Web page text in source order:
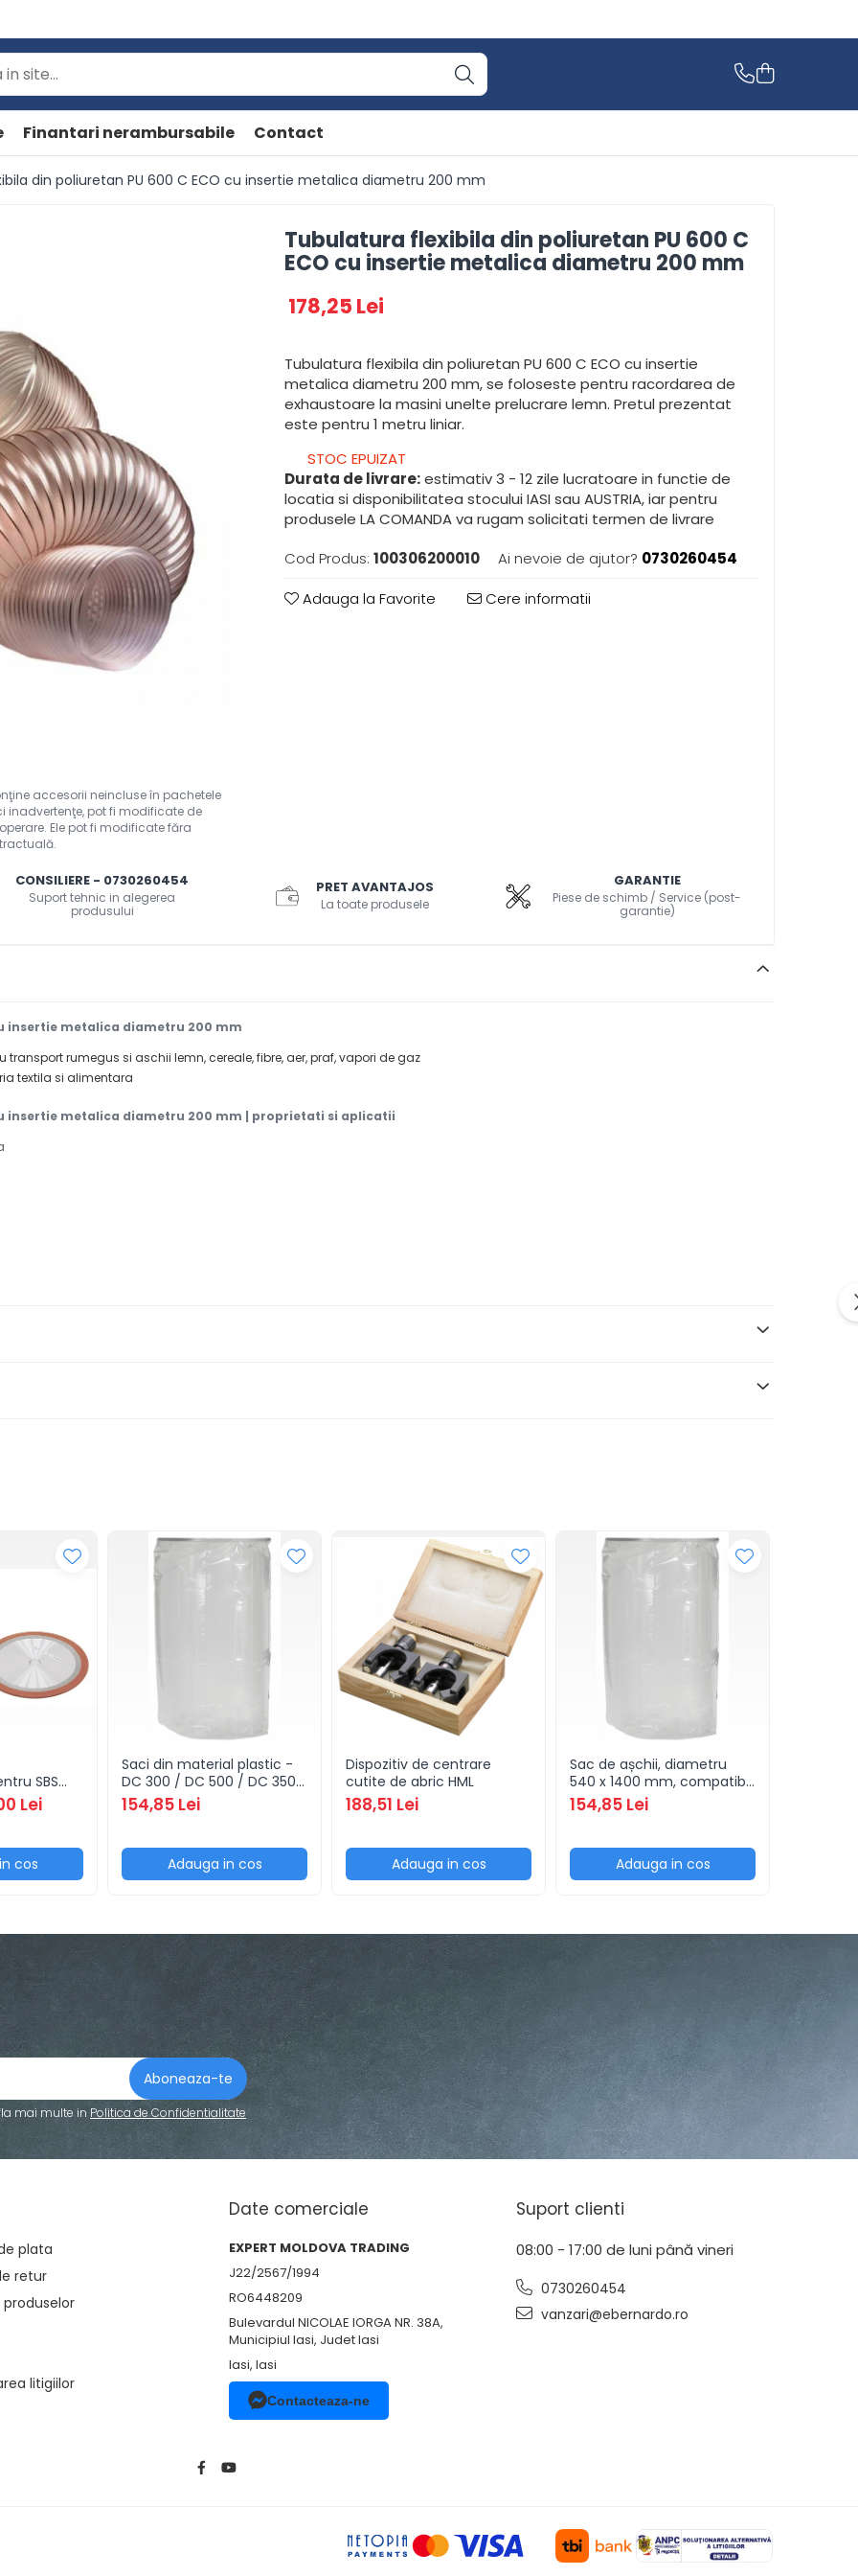
Finantari nerambursabile Contact
din poliuretan PU 600 C ECO cu insertie metalica diametru 200 mm
Tubulatura flexibila din poliuretan PU 600 C
ECO cu insertie metalica diametru 200 mm
178,25 Lei
Tubulatura flexibila din poliuretan PU 600 C ECO cu insertie
metalica diametru 200 mm, se foloseste pentru racordarea de
exhaustoare la masini unelte prelucrare lemn. Pretul prezentat
este pentru 1 metru liniar.
STOC EPUIZAT
Durata de livrare:estimativ 3 - 12 zile lucratoare in functie de
locatia si disponibilitatea stocului IASI sau AUSTRIA, iar pentru
produsele LA COMANDA va rugam solicitati termen de livrare
Cod Produs: 100306200010 Ai nevoie de ajutor? 0730260454
Adauga la Favorite
Cere informatii
CONSILIERE - 0730260454
Suport tehnic in alegerea
produsului
PRET AVANTAJOS
La toate produsele
GARANTIE
Piese de schimb / Service (post-
garantie)
insertie metalica diametru 200 mm
rumegus si aschii lemn, cereale, fibre, aer, praf, vapori de gaz
textila si alimentara
insertie metalica diametru 200 mm | proprietati si aplicatii
masurarea lui se face prin intindere totala, fara abatere, la momentul masurarii furtunul trebuie intins la maxim.
ambalajul care il tine comprimat, el revine la forma extinsa.
SBS
prindere
Lei
cos
Saci din material plastic -
DC 300 / DC 500 / DC 350
CF / DC 550 CF / DC 600 /
700 (10 buc)
154,85 Lei
Adauga in cos
Dispozitiv de centrare
cutite de abric HML
188,51 Lei
Adauga in cos
Sac de așchii, diametru
540 x 1400 mm, compatibil
cu DC 400 / 450 CF / 500 E
/ 550 CF / FT 302 N / DC
bucăți)
154,85 Lei
Adauga in cos
mai multe in Politica de Confidentialitate
plata
retur
litigiilor
Date comerciale
EXPERT MOLDOVA TRADING
J22/2567/1994
RO6448209
Bulevardul NICOLAE IORGA NR. 38A,
Municipiul Iasi, Judet Iasi
Iasi, Iasi
Contacteaza-ne
Suport clienti
08:00 - 17:00 de luni până vineri
0730260454
vanzari@ebernardo.ro